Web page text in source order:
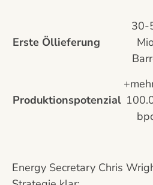
Erste Öllieferung
30-
Produktionspotenzial
Energy Secretary Chris